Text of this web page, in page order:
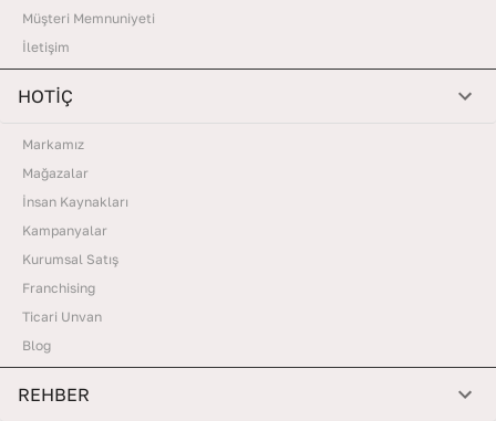
Müşteri Memnuniyeti
İletişim
HOTİÇ
Markamız
Mağazalar
İnsan Kaynakları
Kampanyalar
Kurumsal Satış
Franchising
Ticari Unvan
Blog
REHBER